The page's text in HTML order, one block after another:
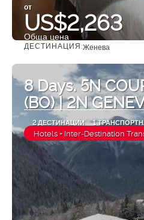
от
US$2,263
Обща цена
ДЕСТИНАЦИЯ:Женева
8 Days. 5N
(BO) | 2N
2 ДЕСТИНАЦИИ 1
Hotels + Inter-Destination